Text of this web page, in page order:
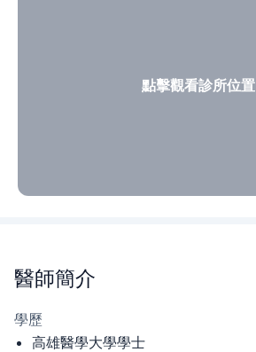
點擊觀看診所位置
醫師簡介
學歷
高雄醫學大學學士